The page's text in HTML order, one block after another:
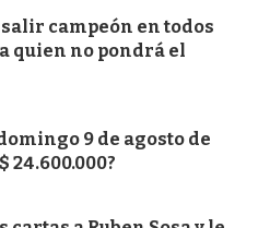
campeón en todos
quien no pondrá el
9 de agosto de
24.600.000?